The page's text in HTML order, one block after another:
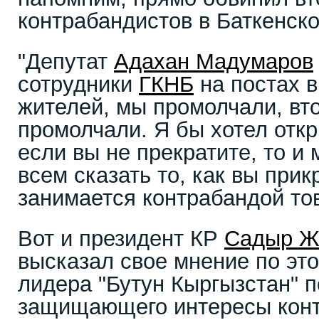
контрабандистов в
"Депутат Адахан Мадумаров
сотрудники ГКНБ на постах
жителей, мы промолчали,
промолчали. Я бы хотел
если вы не прекратите, то
всем сказать то, как вы
занимается контрабандой
Вот и президент КР Садыр
высказал свое мнение по
лидера "Бутун Кыргызстан"
защищающего интересы